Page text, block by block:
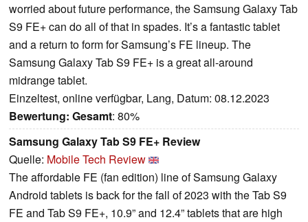
worried about future performance, the Samsung Galaxy Tab
S9 FE+ can do all of that in spades. It’s a fantastic tablet
and a return to form for Samsung’s FE lineup. The
Samsung Galaxy Tab S9 FE+ is a great all-around
midrange tablet.
Einzeltest, online verfügbar, Lang, Datum: 08.12.2023
Bewertung: Gesamt: 80%
Samsung Galaxy Tab S9 FE+ Review
Quelle: Mobile Tech Review
The affordable FE (fan edition) line of Samsung Galaxy
Android tablets is back for the fall of 2023 with the Tab S9
FE and Tab S9 FE+, 10.9” and 12.4” tablets that are high